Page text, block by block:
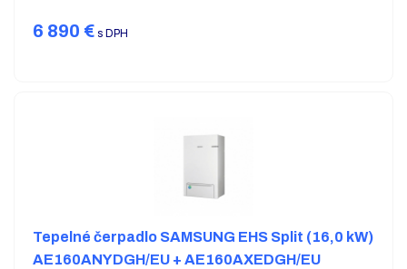
6 890 € s DPH
Tepelné čerpadlo SAMSUNG EHS Split (16,0 kW)
AE160ANYDGH/EU + AE160AXEDGH/EU